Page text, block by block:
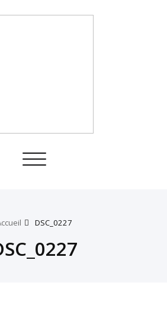
Toggle
DSC_0227